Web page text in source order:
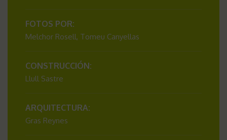
FOTOS POR:
Melchor Rosell, Tomeu Canyellas
CONSTRUCCIÓN:
Llull Sastre
ARQUITECTURA:
Gras Reynes